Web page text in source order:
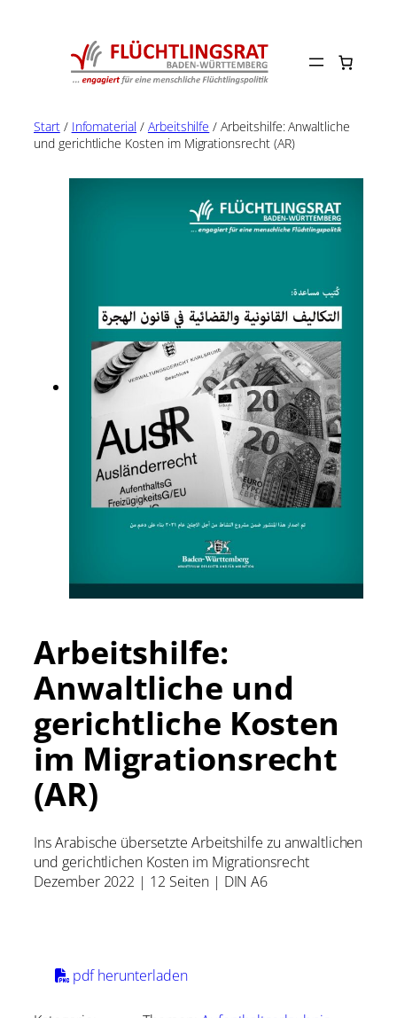
Start/ Infomaterial / Arbeitshilfe / Arbeitshilfe: Anwaltliche
und gerichtliche Kosten im Migrationsrecht (AR)
Arbeitshilfe:
Anwaltliche und
gerichtliche Kosten
im Migrationsrecht
(AR)
Ins Arabische übersetzte Arbeitshilfe zu anwaltlichen
und gerichtlichen Kosten im Migrationsrecht
Dezember 2022 | 12 Seiten | DIN A6
pdf herunterladen